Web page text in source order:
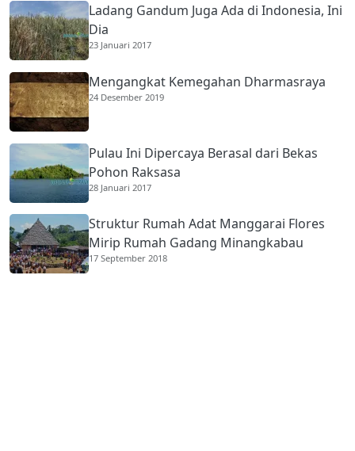
Ladang Gandum Juga Ada di Indonesia, Ini
Dia
23 Januari 2017
Mengangkat Kemegahan Dharmasraya
24 Desember 2019
Pulau Ini Dipercaya Berasal dari Bekas
Pohon Raksasa
28 Januari 2017
Struktur Rumah Adat Manggarai Flores
Mirip Rumah Gadang Minangkabau
17 September 2018